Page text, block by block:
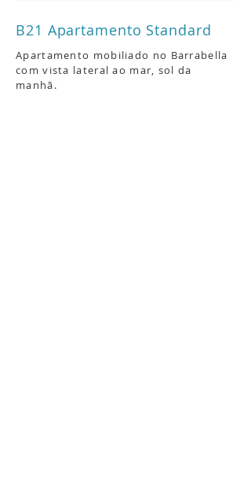
B21 Apartamento Standard
Apartamento mobiliado no Barrabella
com vista lateralao mar, sol da
manhã.